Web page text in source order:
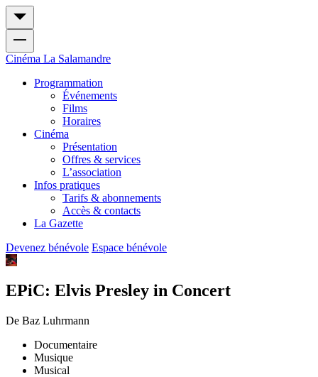
Cinéma La Salamandre
Programmation
Événements
Films
Horaires
Cinéma
Présentation
Offres & services
L’association
Infos pratiques
Tarifs & abonnements
Accès & contacts
La Gazette
Devenez bénévole Espace bénévole
EPiC: Elvis Presley in Concert
De Baz Luhrmann
Documentaire
Musique
Musical